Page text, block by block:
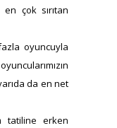
en çok sırıtan
oyuncuyla
da en net
tatiline erken